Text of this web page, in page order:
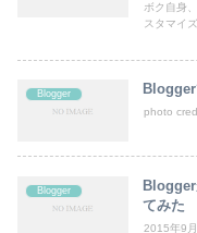
ボク自身
スタマイ
Blogger Blogger
photo
Blogger
Blogger
てみた
2015年9